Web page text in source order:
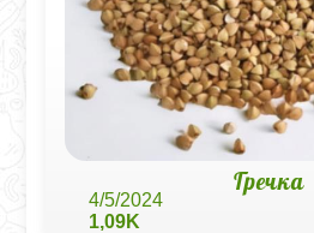
Гречка
4/5/2024
1,09K